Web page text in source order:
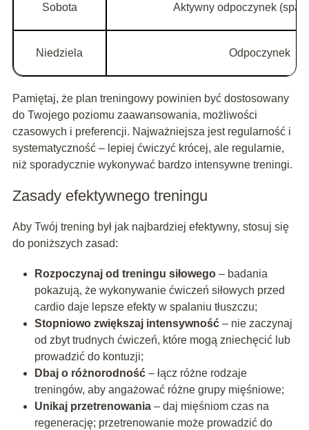
Sobota Aktywny odpoczynek
Niedziela Odpoczynek
Pamiętaj, że plan treningowy powinien być dostosowany
do Twojego poziomu zaawansowania, możliwości
czasowych i preferencji. Najważniejsza jest regularność i
systematyczność – lepiej ćwiczyć krócej, ale regularnie,
niż sporadycznie wykonywać bardzo intensywne treningi.
Zasady efektywnego treningu
Aby Twój trening był jak najbardziej efektywny, stosuj się
do poniższych zasad:
Rozpoczynaj od treningu siłowego– badania
pokazują, że wykonywanie ćwiczeń siłowych przed
cardio daje lepsze efekty w spalaniu tłuszczu;
Stopniowo zwiększaj intensywność– nie zaczynaj
od zbyt trudnych ćwiczeń, które mogą zniechęcić lub
prowadzić do kontuzji;
Dbaj o różnorodność– łącz różne rodzaje
treningów, aby angażować różne grupy mięśniowe;
Unikaj przetrenowania– daj mięśniom czas na
regenerację; przetrenowanie może prowadzić do